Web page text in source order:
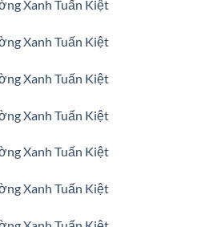
Xanh Tuấn Kiệt
Xanh Tuấn Kiệt
Xanh Tuấn Kiệt
Xanh Tuấn Kiệt
Xanh Tuấn Kiệt
Xanh Tuấn Kiệt